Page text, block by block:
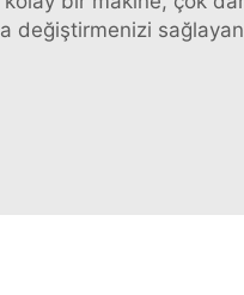
değiştirmenizi